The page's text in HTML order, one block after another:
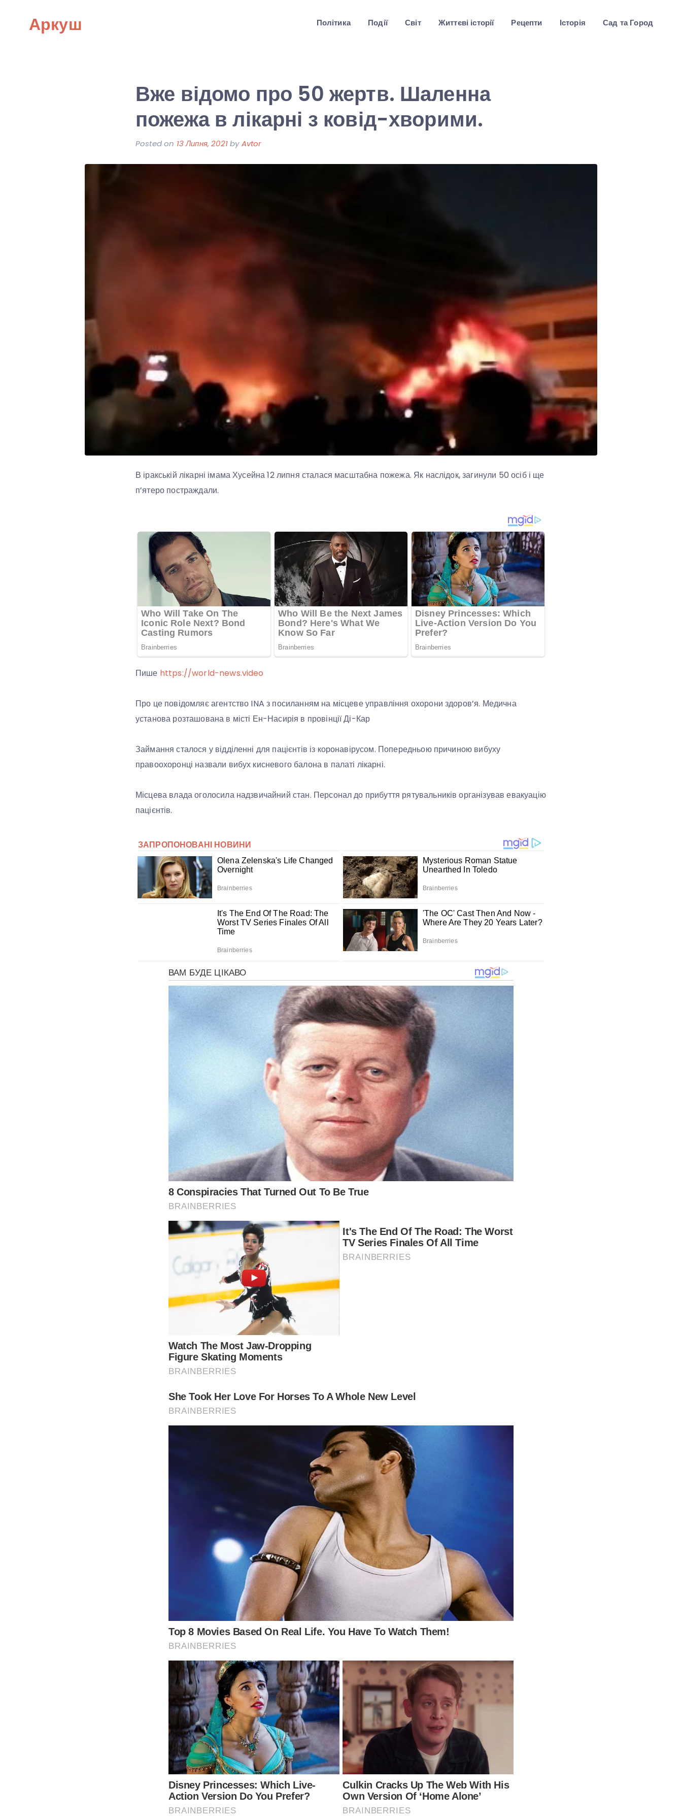
Аркуш Політика Події Світ Життєві історії Рецепти Історія Сад та Город
Вже відомо про 50 жертв. Шаленна
пожежа в лікарні з ковід-хворими.
Posted on 13 Липня, 2021byAvtor
В іракській лікарні імама Хусейна 12 липня сталася масштабна пожежа. Як наслідок, загинули 50 осіб і ще
п’ятеро постраждали.
Пише https://world-news.video
Про це повідомляє агентство INA з посиланням на місцеве управління охорони здоров’я. Медична
установа розташована в місті Ен-Насирія в провінції Ді-Кар
Займання сталося у відділенні для пацієнтів із коронавірусом. Попередньою причиною вибуху
правоохоронці назвали вибух кисневого балона в палаті лікарні.
Місцева влада оголосила надзвичайний стан. Персонал до прибуття рятувальників організував евакуацію
пацієнтів.